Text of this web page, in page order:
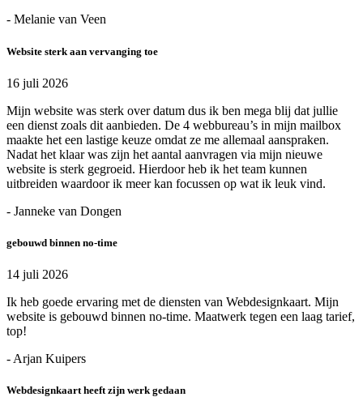
- Melanie van Veen
Website sterk aan vervanging toe
16 juli 2026
Mijn website was sterk over datum dus ik ben mega blij dat jullie
een dienst zoals dit aanbieden. De 4 webbureau’s in mijn mailbox
maakte het een lastige keuze omdat ze me allemaal aanspraken.
Nadat het klaar was zijn het aantal aanvragen via mijn nieuwe
website is sterk gegroeid. Hierdoor heb ik het team kunnen
uitbreiden waardoor ik meer kan focussen op wat ik leuk vind.
- Janneke van Dongen
gebouwd binnen no-time
14 juli 2026
Ik heb goede ervaring met de diensten van Webdesignkaart. Mijn
website is gebouwd binnen no-time. Maatwerk tegen een laag tarief,
top!
- Arjan Kuipers
Webdesignkaart heeft zijn werk gedaan